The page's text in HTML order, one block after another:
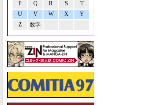
P Q R S
T
U
V W X
Y
Z
数字